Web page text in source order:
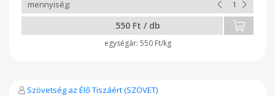
550 Ft / db
550 Ft/kg
Szövetség az Élő Tiszáért (SZÖVET)